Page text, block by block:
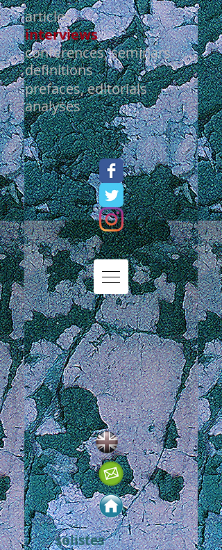
articles
interviews
conferences, seminars
definitions
prefaces, editorials
analyses
solistes